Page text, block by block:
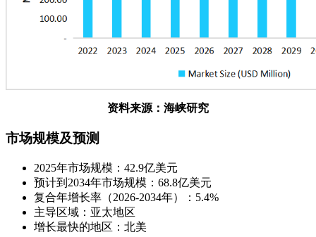
资料来源：海峡研究
市场规模及预测
2025年市场规模：42.9亿美元
预计到2034年市场规模：68.8亿美元
复合年增长率（2026-2034年）：5.4%
主导区域：亚太地区
增长最快的地区：北美